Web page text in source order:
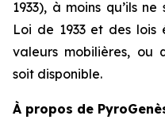
1933), à moins qu’ils
Loi de 1933 et des lois
valeurs mobilières, ou
soit disponible.
À propos de